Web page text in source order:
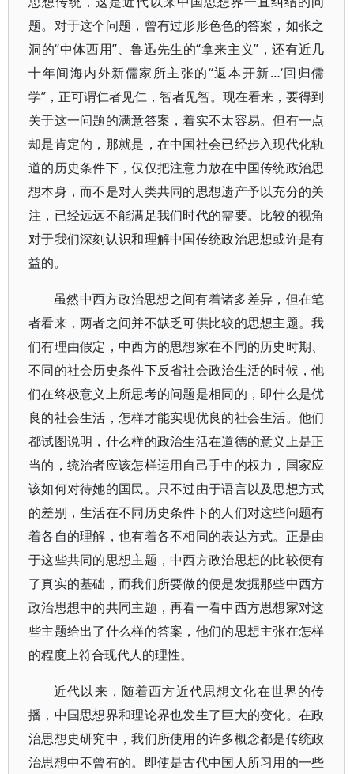
题。对于这个问题，曾有过形形色色的答案，如张之
洞的“中体西用”、鲁迅先生的“拿来主义”，还有近几
十年间海内外新儒家所主张的“返本开新…‘回归儒
学”，正可谓仁者见仁，智者见智。现在看来，要得到
关于这一问题的满意答案，着实不太容易。但有一点
却是肯定的，那就是，在中国社会已经步入现代化轨
道的历史条件下，仅仅把注意力放在中国传统政治思
想本身，而不是对人类共同的思想遗产予以充分的关
注，已经远远不能满足我们时代的需要。比较的视角
对于我们深刻认识和理解中国传统政治思想或许是有
益的。
虽然中西方政治思想之间有着诸多差异，但在笔
者看来，两者之间并不缺乏可供比较的思想主题。我
们有理由假定，中西方的思想家在不同的历史时期、
不同的社会历史条件下反省社会政治生活的时候，他
们在终极意义上所思考的问题是相同的，即什么是优
良的社会生活，怎样才能实现优良的社会生活。他们
都试图说明，什么样的政治生活在道德的意义上是正
当的，统治者应该怎样运用自己手中的权力，国家应
该如何对待她的国民。只不过由于语言以及思想方式
的差别，生活在不同历史条件下的人们对这些问题有
着各自的理解，也有着各不相同的表达方式。正是由
于这些共同的思想主题，中西方政治思想的比较便有
了真实的基础，而我们所要做的便是发掘那些中西方
政治思想中的共同主题，再看一看中西方思想家对这
些主题给出了什么样的答案，他们的思想主张在怎样
的程度上符合现代人的理性。
近代以来，随着西方近代思想文化在世界的传
播，中国思想界和理论界也发生了巨大的变化。在政
治思想史研究中，我们所使用的许多概念都是传统政
治思想中不曾有的。即使是古代中国人所习用的一些